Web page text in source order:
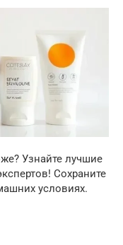
Узнайте лучшие
Сохраните
условиях.